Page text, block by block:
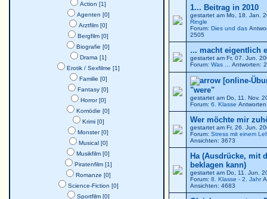
Action [1]
Agenten [0]
Arztfilm [0]
Bergfilm [0]
Biografie [0]
Drama [1]
Erotik / Sexfilme [1]
Familie [0]
Fantasy [0]
Horror [0]
Komödie [0]
Krimi [0]
Monster [0]
Musical [0]
Musikfilm [0]
Piratenfilm [1]
Romanze [0]
Science-Fiction [0]
Sportfilm [0]
1... Beitrag in 2010
gestartet am Mo, 18. Jan.
Ringle
Forum: Dies und das
2505
... macht eigentlich
gestartet am Fr, 07. Jun.
Forum: Was ... Antworten:
[online-
"were"
gestartet am Do, 11. Nov.
Forum: 6. Klasse
Wer möchte mir
gestartet am Fr, 26. Jun.
Forum: Stress mit einem
Ansichten: 3673
Ha (Ausdrücke, mit
beklagen kann)
gestartet am Do, 11. Jun.
Forum: 8. Klasse - 2. Jahr
Ansichten: 4683